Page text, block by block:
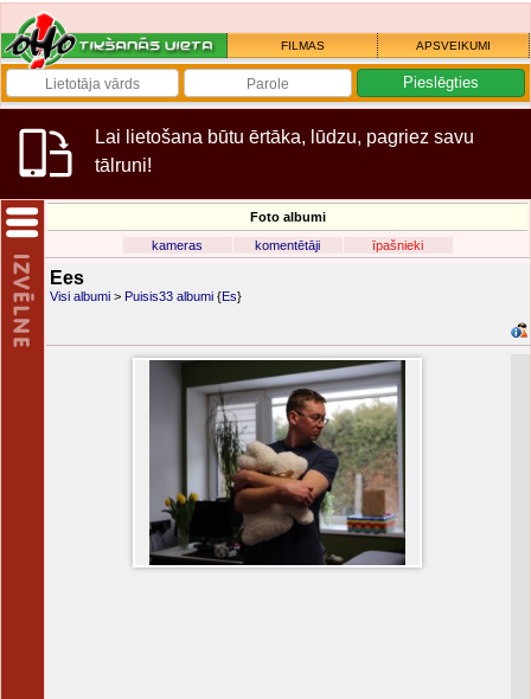
FILMAS APSVEIKUMI
Lai lietošana būtu ērtāka, lūdzu, pagriez savu
tālruni!
Foto albumi
kameras
komentētāji īpašnieki
Ees
Visi albumi > Puisis33 albumi {Es}